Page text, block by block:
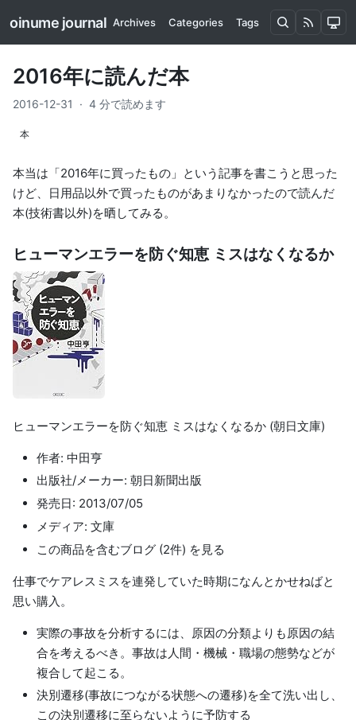
oinume journal Archives Categories Tags
2016年に読んだ本
2016-12-31 · 4 分で読めます
本
本当は「2016年に買ったもの」という記事を書こうと思った
けど、日用品以外で買ったものがあまりなかったので読んだ
本(技術書以外)を晒してみる。
ヒューマンエラーを防ぐ知恵 ミスはなくなるか
ヒューマンエラーを防ぐ知恵 ミスはなくなるか (朝日文庫)
作者: 中田亨
出版社/メーカー: 朝日新聞出版
発売日: 2013/07/05
メディア: 文庫
この商品を含むブログ (2件) を見る
仕事でケアレスミスを連発していた時期になんとかせねばと
思い購入。
実際の事故を分析するには、原因の分類よりも原因の結
合を考えるべき。事故は人間・機械・職場の態勢などが
複合して起こる。
決別遷移(事故につながる状態への遷移)を全て洗い出し、
この決別遷移に至らないように予防する